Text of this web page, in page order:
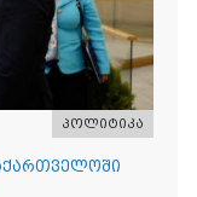
პოლიტიკა